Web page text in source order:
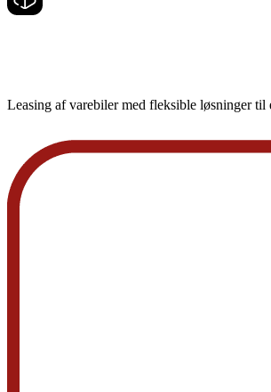
Leasing af varebiler med fleksible løsninger til